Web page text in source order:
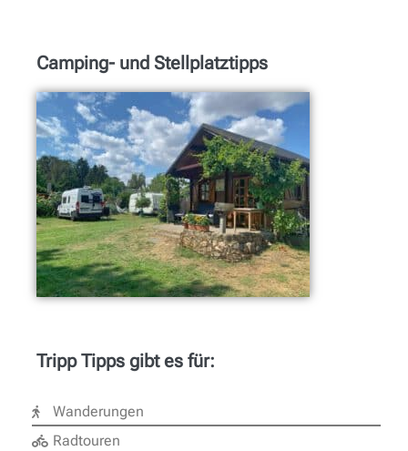
Camping- und Stellplatztipps
Tripp Tipps gibt es für:
Wanderungen
Radtouren